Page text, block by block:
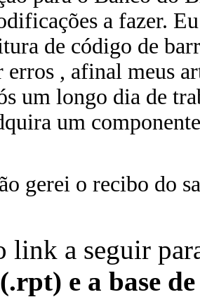
a fazer.
de código de
erros , afinal meus
um longo dia de
um
gerei o recibo do
link a seguir
e a base